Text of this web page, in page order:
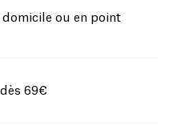
domicile ou en point
69€